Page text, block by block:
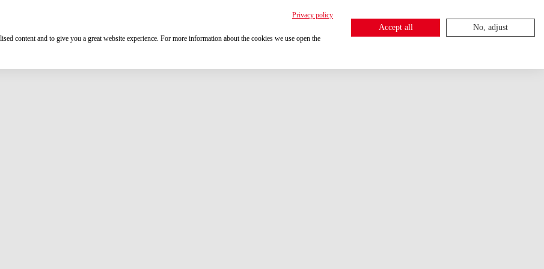
Privacy policy
content and to give you a great website experience. For more information about the cookies we use open the
Accept all No, adjust